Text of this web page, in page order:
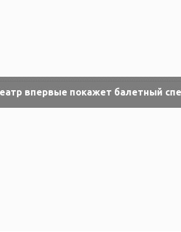
впервые покажет балетный